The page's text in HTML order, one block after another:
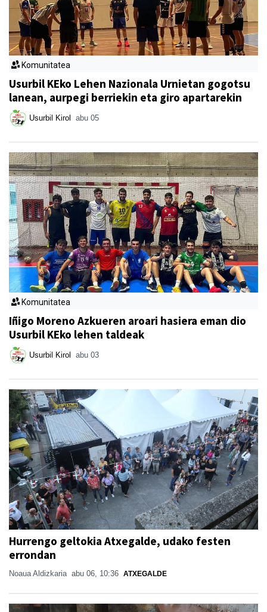
Komunitatea
Usurbil KEko Lehen Nazionala Urnietan gogotsu
lanean, aurpegi berriekin eta giro apartarekin
Usurbil Kirol abu 05
Komunitatea
Iñigo Moreno Azkueren aroari hasiera eman dio
Usurbil KEko lehen taldeak
Usurbil Kirol abu 03
Hurrengo geltokia Atxegalde, udako festen
errondan
Noaua Aldizkaria abu 06, 10:36 ATXEGALDE